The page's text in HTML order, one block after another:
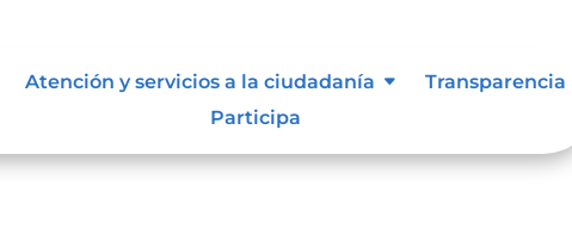
Atención y servicios a la ciudadanía
Transparencia
Participa